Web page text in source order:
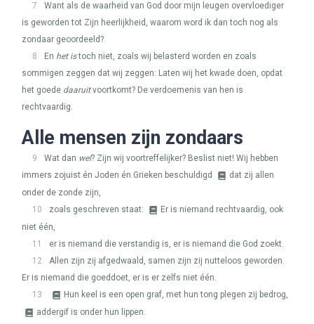
7
Want als de waarheid van God door mijn leugen overvloediger
is geworden tot Zijn heerlijkheid, waarom word ik dan toch nog als
zondaar geoordeeld?
8
En het istoch niet, zoals wij belasterd worden en zoals
sommigen zeggen dat wij zeggen: Laten wij het kwade doen, opdat
het goede daaruitvoortkomt? De verdoemenis van hen is
rechtvaardig.
Alle mensen zijn zondaars
9 Wat dan wel? Zijn wij voortreffelijker? Beslist niet! Wij hebben
immers zojuist én Joden én Grieken beschuldigd
dat zij allen
onder de zonde zijn,
10
zoals geschreven staat:
Er is niemand rechtvaardig, ook
niet één,
11
er is niemand die verstandig is, er is niemand die God zoekt.
12
Allen zijn zij afgedwaald, samen zijn zij nutteloos geworden.
Er is niemand die goeddoet, er is er zelfs niet één.
13
Hun keel is een open graf, met hun tong plegen zij bedrog,
addergif is onder hun lippen.